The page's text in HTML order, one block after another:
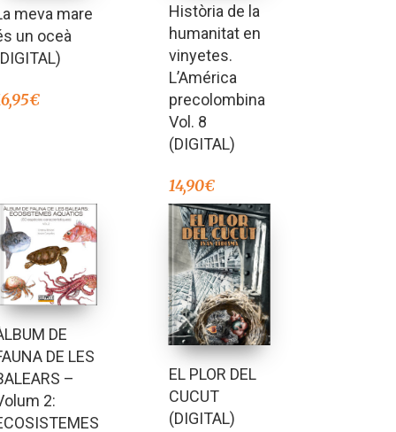
meva mare
un oceà
€
Història de la
humanitat en
vinyetes.
L’América
precolombina
Vol. 8
(DIGITAL)
14,90€
DE
DE LES
–
2:
EL PLOR DEL
CUCUT
(DIGITAL)